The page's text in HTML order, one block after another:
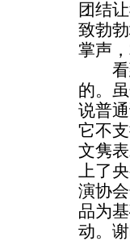
团结
致勃
掌声
看到
的。
说普
它不
文隽
上了
演协
品为
动。